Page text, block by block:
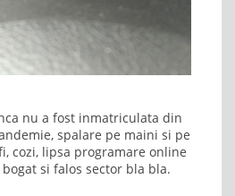
nu a fost inmatriculata din
spalare pe maini si pe
cozi, lipsa programare online
si falos sector bla bla.